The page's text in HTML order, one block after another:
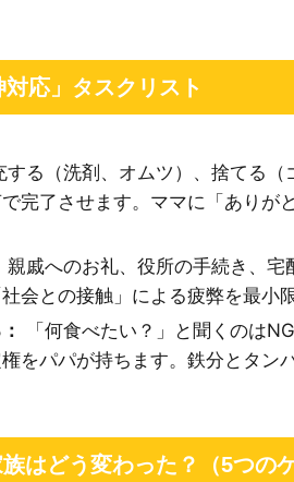
応」タスクリスト
する（洗剤、オムツ）、捨てる（
完了させます。ママに「ありが
親戚へのお礼、役所の手続き、宅
会との接触」による疲弊を最小
「何食べたい？」と聞くのは
をパパが持ちます。鉄分とタン
はどう変わった？（5つのケ